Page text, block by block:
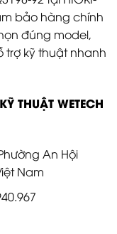
bảo hàng chính
đúng model,
trợ kỹ thuật nhanh
THUẬT WETECH
An Hội
Nam